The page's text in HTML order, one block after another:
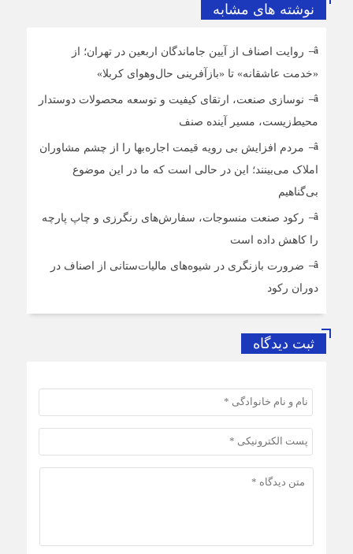
نوشته های مشابه
روایت اصناف از آیین جاماندگان اربعین در تهران؛ از
«خدمت عاشقانه» تا «بازآفرینی حال‌وهوای کربلا»
نوسازی صنعت، ارتقای کیفیت و توسعه محصولات دوستدار
محیط‌زیست، مسیر آینده صنف
مردم افزایش بی رویه قیمت اجاره‌بها را از چشم مشاوران
املاک می‌بینند؛ این در حالی است که ما در این موضوع
بی‌گناهیم
رکود صنعت منسوجات، سفارش‌های رنگرزی و چاپ پارچه
را کاهش داده است
ضرورت بازنگری در شیوه‌های مالیات‌ستانی از اصناف در
دوران رکود
ثبت دیدگاه